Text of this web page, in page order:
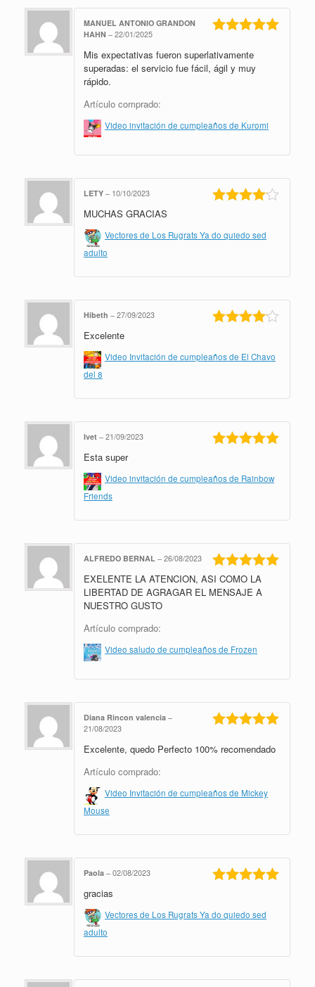
5de 5
MANUEL ANTONIO GRANDON
HAHN – 22/01/2025
Mis expectativas fueron superlativamente
superadas: el servicio fue fácil, ágil y muy
rápido.
Artículo comprado:
Video invitación de cumpleaños de Kuromi
LETY – 10/10/2023
MUCHAS GRACIAS
Vectores de Los Rugrats Ya do quiedo sed
adulto
Hibeth – 27/09/2023
Excelente
Video Invitación de cumpleaños de El Chavo
del 8
Ivet – 21/09/2023
Esta super
Video invitación de cumpleaños de Rainbow
Friends
Valorado en
5de 5
ALFREDO BERNAL – 26/08/2023
EXELENTE LA ATENCION, ASI COMO LA
LIBERTAD DE AGRAGAR EL MENSAJE A
NUESTRO GUSTO
Artículo comprado:
Video saludo de cumpleaños de Frozen
5 de 5
Diana Rincon valencia –
21/08/2023
Excelente, quedo Perfecto 100% recomendado
Artículo comprado:
Video Invitación de cumpleaños de Mickey
Mouse
Paola – 02/08/2023
gracias
Vectores de Los Rugrats Ya do quiedo sed
adulto